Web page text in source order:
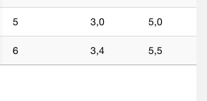
5 3,0 5,0
6 3,4 5,5